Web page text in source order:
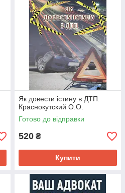
Як довести істину в ДТП.
Краснокутский О.О.
Готово до відправки
520 ₴
Купити